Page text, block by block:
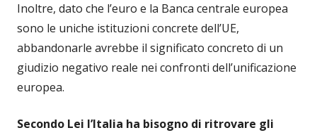
Inoltre, dato che l’euro e la Banca centrale europea
sono le uniche istituzioni concrete dell’UE,
abbandonarle avrebbe il significato concreto di un
giudizio negativo reale nei confronti dell’unificazione
europea.
Secondo Lei l’Italia ha bisogno di ritrovare gli